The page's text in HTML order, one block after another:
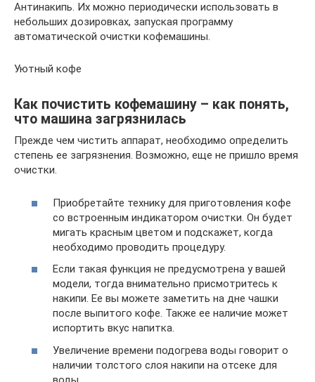
Антинакипь. Их можно периодически использовать в
небольших дозировках, запуская программу
автоматической очистки кофемашины.
Уютный кофе
Как почистить кофемашину – как понять,
что машина загрязнилась
Прежде чем чистить аппарат, необходимо определить
степень ее загрязнения. Возможно, еще не пришло время
очистки.
Приобретайте технику для приготовления кофе
со встроенным индикатором очистки. Он будет
мигать красным цветом и подскажет, когда
необходимо проводить процедуру.
Если такая функция не предусмотрена у вашей
модели, тогда внимательно присмотритесь к
накипи. Ее вы можете заметить на дне чашки
после выпитого кофе. Также ее наличие может
испортить вкус напитка.
Увеличение времени подогрева воды говорит о
наличии толстого слоя накипи на отсеке для